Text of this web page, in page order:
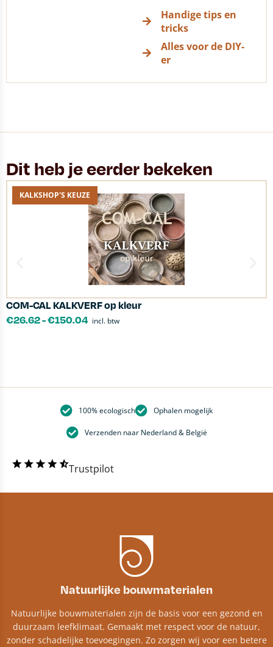
Handige tips en
tricks
Alles voor de DIY-
er
Dit heb je eerder bekeken
KALKSHOP'S KEUZE
COM-CAL KALKVERF op kleur
€26.62-€150.04 incl. btw
100% ecologisch Ophalen mogelijk
Verzenden naar Nederland & België
Trustpilot
Natuurlijke bouwmaterialen
Natuurlijke bouwmaterialen zijn de basis voor een gezond en
duurzaam leefklimaat. Gemaakt met respect voor de natuur,
zonder schadelijke toevoegingen. Zo zorgen wij voor een betere